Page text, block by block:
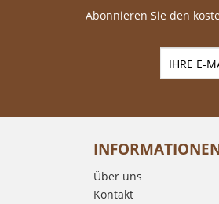
Abonnieren Sie den
Über uns
Kontakt